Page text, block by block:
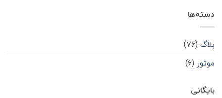
دسته‌ها
بلاگ (۷۶)
موتور (۶)
بایگانی